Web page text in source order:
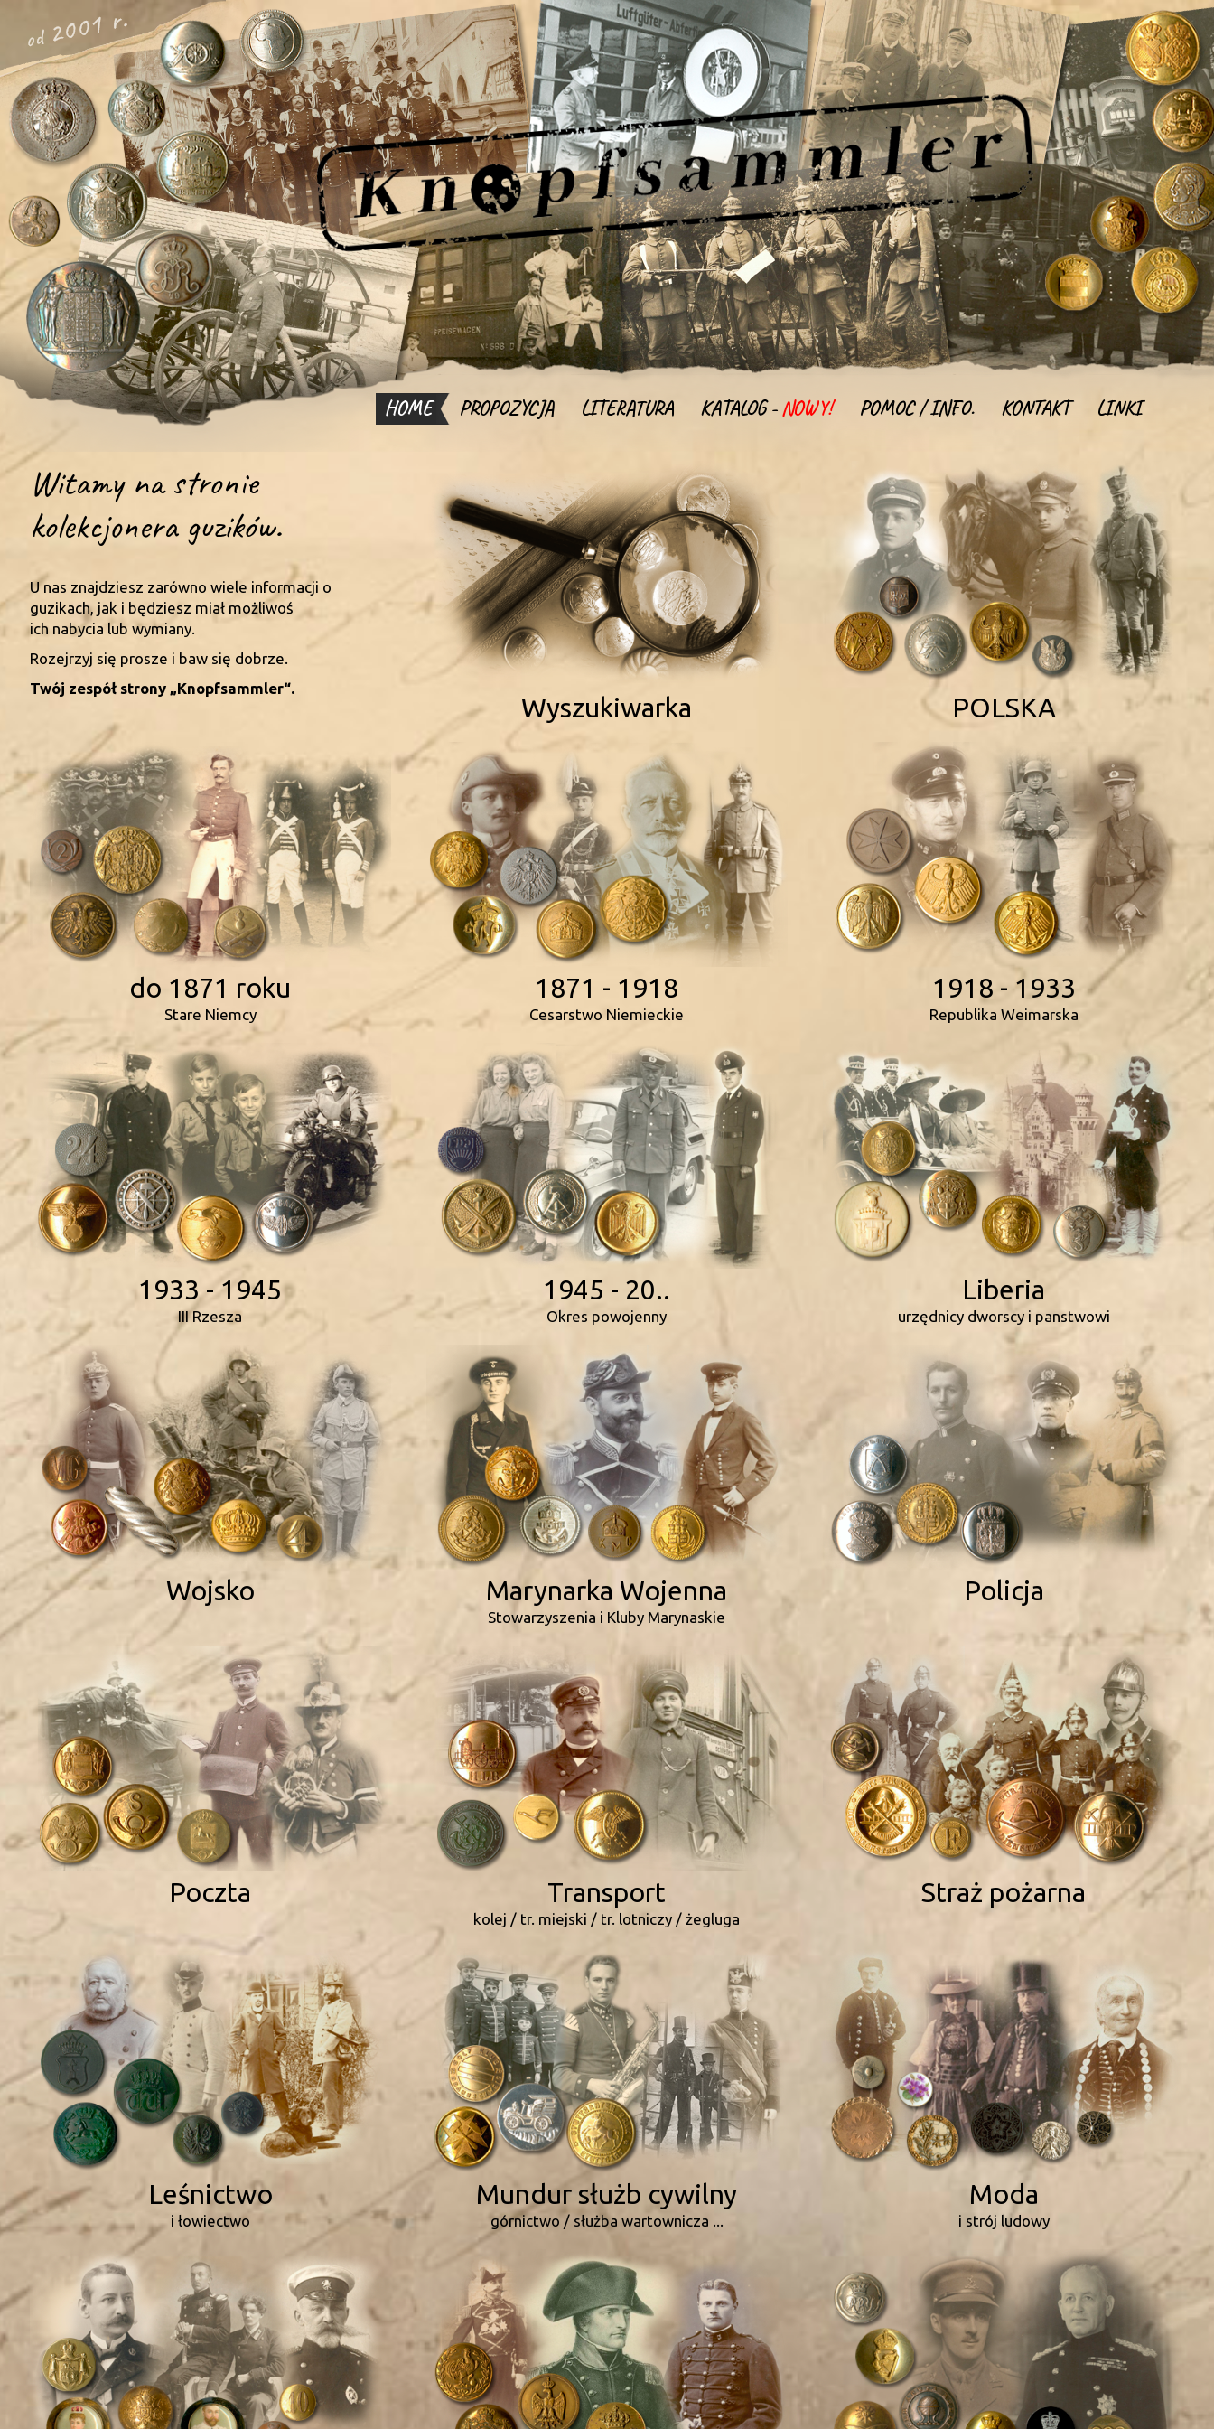
HOME PROPOZYCJA LITERATURA KATALOG -NOWY! POMOC / INFO. KONTAKT LINKI
Witamy na stronie
kolekcjonera guzików.
U nas znajdziesz zarówno wiele informacji o
guzikach, jak i będziesz miał możliwoś
ich nabycia lub wymiany.
Rozejrzyj się prosze i baw się dobrze.
Twój zespół strony „Knopfsammler“.
Wyszukiwarka POLSKA
do 1871 roku
Stare Niemcy
1871 - 1918
Cesarstwo Niemieckie
1918 - 1933
Republika Weimarska
1933 - 1945
III Rzesza
1945 - 20..
Okres powojenny
Liberia
urzędnicy dworscy i panstwowi
Wojsko Marynarka Wojenna
Stowarzyszenia i Kluby Marynaskie
Policja
Poczta Transport
kolej / tr. miejski / tr. lotniczy / żegluga
Straż pożarna
Leśnictwo
i łowiectwo
Mundur służb cywilny
górnictwo / służba wartownicza ...
Moda
i strój ludowy